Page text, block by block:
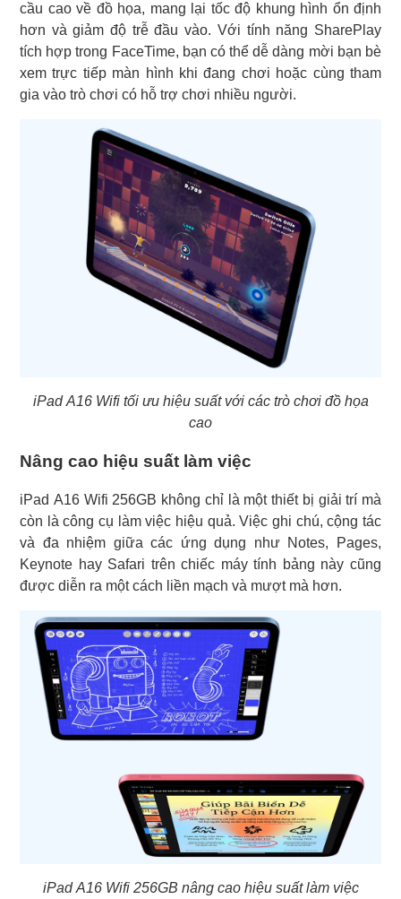
cầu cao về đồ họa, mang lại tốc độ khung hình ổn định
hơn và giảm độ trễ đầu vào. Với tính năng SharePlay
tích hợp trong FaceTime, bạn có thể dễ dàng mời bạn bè
xem trực tiếp màn hình khi đang chơi hoặc cùng tham
gia vào trò chơi có hỗ trợ chơi nhiều người.
iPad A16 Wifi tối ưu hiệu suất với các trò chơi đồ họa
cao
Nâng cao hiệu suất làm việc
iPad A16 Wifi 256GB không chỉ là một thiết bị giải trí mà
còn là công cụ làm việc hiệu quả. Việc ghi chú, cộng tác
và đa nhiệm giữa các ứng dụng như Notes, Pages,
Keynote hay Safari trên chiếc máy tính bảng này cũng
được diễn ra một cách liền mạch và mượt mà hơn.
iPad A16 Wifi 256GB nâng cao hiệu suất làm việc